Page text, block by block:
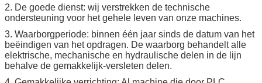
2. De goede dienst: wij verstrekken de technische
ondersteuning voor het gehele leven van onze machines.
3. Waarborgperiode: binnen één jaar sinds de datum van het
beëindigen van het opdragen. De waarborg behandelt alle
elektrische, mechanische en hydraulische delen in de lijn
behalve de gemakkelijk-versleten delen.